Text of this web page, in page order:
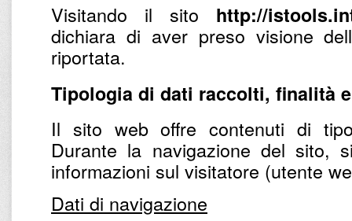
Visitando il sito http://
dichiara di aver preso visione
riportata.
Tipologia di dati raccolti, finalità
Il sito web offre contenuti di
Durante la navigazione del sito,
informazioni sul visitatore (utente
Dati di navigazione